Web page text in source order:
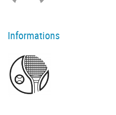
Informations